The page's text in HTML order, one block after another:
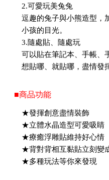
2.可愛玩美兔兔
逗趣的兔子與小熊造型，
小孩的目光。
3.隨處貼、隨處玩
可以貼在筆記本、手帳、
想貼哪、就貼哪，盡情發
■商品功能
★發揮創意盡情裝飾
★立體水晶造型可愛吸睛
★療癒浮雕貼維持好心情
★背對背相互黏貼立刻變
★多種玩法等你來發現